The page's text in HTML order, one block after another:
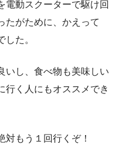
電動スクーターで駆け回
たがために、かえって
た。
いし、食べ物も美味しい
行く人にもオススメでき
対もう１回行くぞ！